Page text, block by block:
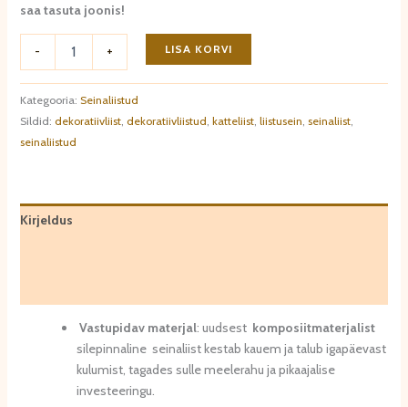
saa tasuta joonis!
- + LISA KORVI
Kategooria: Seinaliistud
Sildid: dekoratiivliist, dekoratiivliistud, katteliist, liistusein, seinaliist,
seinaliistud
Kirjeldus
Vastupidav materjal: uudsestkomposiitmaterjalist
silepinnaline seinaliist kestab kauem ja talub igapäevast
kulumist, tagades sulle meelerahu ja pikaajalise
investeeringu.